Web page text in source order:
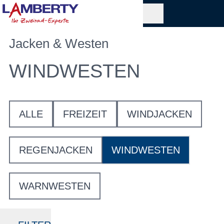
Jacken & Westen
WINDWESTEN
ALLE FREIZEIT WINDJACKEN
REGENJACKEN WINDWESTEN
WARNWESTEN